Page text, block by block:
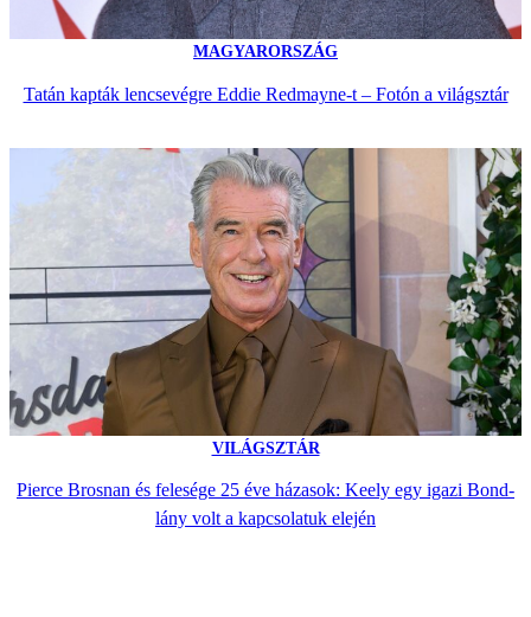
MAGYARORSZÁG
Tatán kapták lencsevégre Eddie Redmayne-t – Fotón a világsztár
VILÁGSZTÁR
Pierce Brosnan és felesége 25 éve házasok: Keely egy igazi Bond-
lány volt a kapcsolatuk elején